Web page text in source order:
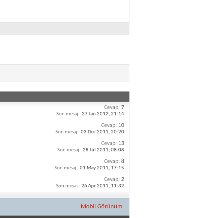
Cevap: 7
Son mesaj : 27 Jan 2012, 21:14
Cevap: 10
Son mesaj : 03 Dec 2011, 20:20
Cevap: 13
Son mesaj : 28 Jul 2011, 08:08
Cevap: 8
Son mesaj : 01 May 2011, 17:15
Cevap: 2
Son mesaj : 26 Apr 2011, 11:32
Mobil Görünüm